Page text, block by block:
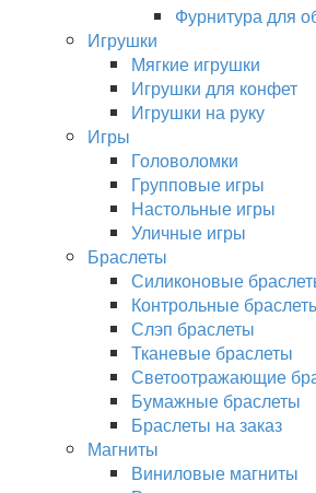
Фурнитура для
Игрушки
Мягкие игрушки
Игрушки для конфет
Игрушки на руку
Игры
Головоломки
Групповые игры
Настольные игры
Уличные игры
Браслеты
Силиконовые
Контрольные
Слэп браслеты
Тканевые браслеты
Светоотражающие
Бумажные браслеты
Браслеты на заказ
Магниты
Виниловые магниты